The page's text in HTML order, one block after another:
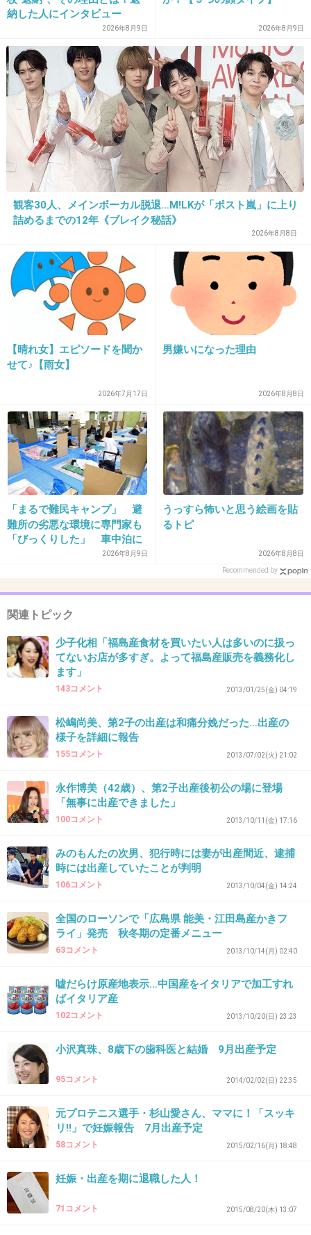
知れてよかったね。失礼な人。
-6
26. 匿名2016/01/24(日) 13:01:53
41w5dで帝王切開で産みました。
いきむところまでやったけど、限界まで頑張っ
たけど、産道が狭くて出てこれず、体力がなく
ならないうちに手術しました。
先生たちに感謝です。
でも、今では長く妊婦生活出来たことを嬉しく
-7
2016/01/24(日) 13:02:03
妊娠中はお腹が張りやすくて、第一子、第二子
が35週の早産でした。
第三子の時は、妊娠6ヶ月の時に出血してしま
いましたが、なるべく安静と張り止めの薬で無
事38週で出産しました！
二度早産しても、正産期に産めた私のような人
もいます(^｡^)
主さん、上の子がいてなかなか安静に出来ない
無事出産できる事を祈ってます(^ ^)
28. 匿名 2016/01/24(日) 13:03:27
切迫早産で2ヶ月入院からの36週でそのまま出
幸い子どもは体重が2800グラムあり、保育器に
も入らず母子同日に退院出来ました。
すが、病院に居れば何かあっても大丈夫とおお
らかな気持ちで過ごしてくださいね。
愛い赤ちゃんに会えるはずです。
となっては上げ膳据え膳寝てばかりだった入院
生活が懐かしいくらいです。
ここ泣ける(ﾉД`)
出産は命がけだね。
+150
納した人にインタビュー
2026年8月9日 2026年8月9日
観客30人、メインボーカル脱退…M!LKが「ポスト嵐」に上り
詰めるまでの12年《ブレイク秘話》
2026年8月8日
【晴れ女】エピソードを聞か
せて♪【雨女】
2026年7月17日
男嫌いになった理由
2026年8月8日
「まるで難民キャンプ」 避
難所の劣悪な環境に専門家も
「びっくりした」 車中泊に
もリスクが 「熱したフライ
2026年8月9日
うっすら怖いと思う絵画を貼
るトピ
2026年8月8日
Recommended by
関連トピック
少子化相「福島産食材を買いたい人は多いのに扱っ
てないお店が多すぎ。よって福島産販売を義務化し
ます」
143コメント 2013/01/25(金) 04:19
松嶋尚美、第2子の出産は和痛分娩だった…出産の
様子を詳細に報告
155コメント 2013/07/02(火) 21:02
永作博美（42歳）、第2子出産後初公の場に登場
「無事に出産できました」
100コメント 2013/10/11(金) 17:16
みのもんたの次男、犯行時には妻が出産間近、逮捕
時には出産していたことが判明
106コメント 2013/10/04(金) 14:24
全国のローソンで「広島県 能美・江田島産かきフ
ライ」発売 秋冬期の定番メニュー
63コメント 2013/10/14(月) 02:40
嘘だらけ原産地表示…中国産をイタリアで加工すれ
ばイタリア産
102コメント 2013/10/20(日) 23:23
小沢真珠、8歳下の歯科医と結婚 9月出産予定
95コメント 2014/02/02(日) 22:35
元プロテニス選手・杉山愛さん、ママに！「スッキ
リ!!」で妊娠報告 7月出産予定
58コメント 2015/02/16(月) 18:48
妊娠・出産を期に退職した人！
71コメント 2015/08/20(木) 13:07